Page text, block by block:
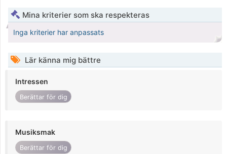
Mina kriterier som ska respekteras
Inga kriterier har anpassats
Lär känna mig bättre
Intressen
Berättar för dig
Musiksmak
Berättar för dig